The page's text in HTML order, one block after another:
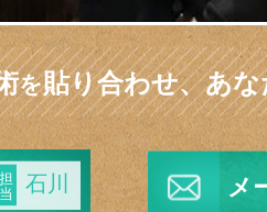
を貼り合わせ、あな
担
当
石川 メ